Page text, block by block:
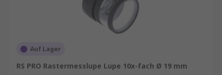
Auf Lager
RS PRO Rastermesslupe Lupe 10x-fach Ø 19 mm